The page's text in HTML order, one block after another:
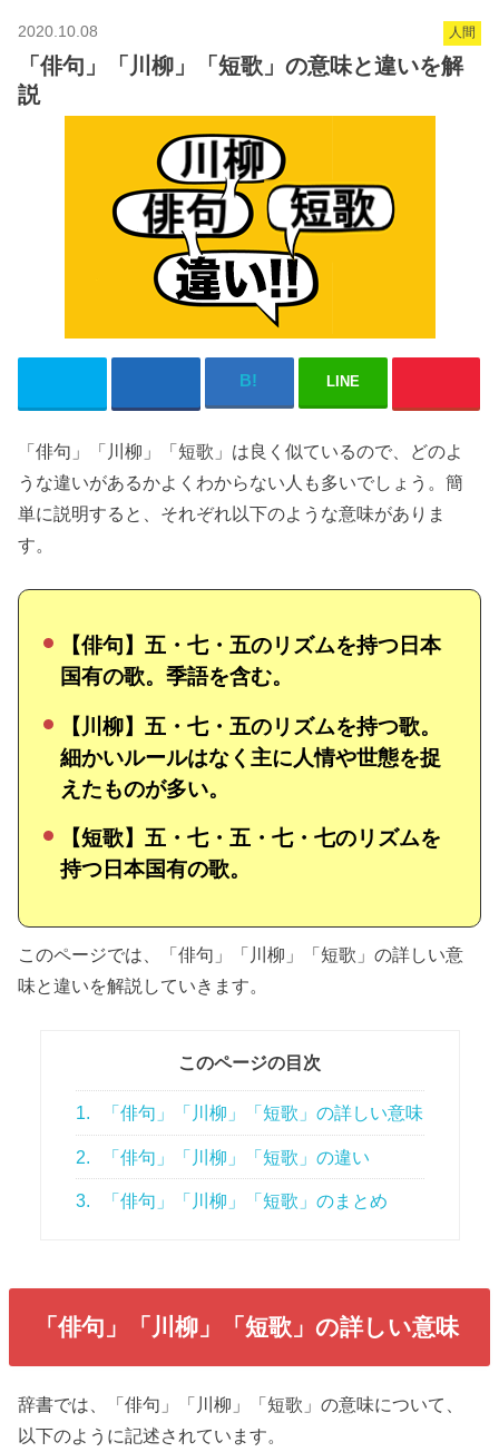
人間
2020.10.08
「俳句」「川柳」「短歌」の意味と違いを解
説
LINE
「俳句」「川柳」「短歌」は良く似ているので、どのよ
うな違いがあるかよくわからない人も多いでしょう。簡
単に説明すると、それぞれ以下のような意味がありま
す。
【俳句】五・七・五のリズムを持つ日本
国有の歌。季語を含む。
【川柳】五・七・五のリズムを持つ歌。
細かいルールはなく主に人情や世態を捉
えたものが多い。
【短歌】五・七・五・七・七のリズムを
持つ日本国有の歌。
このページでは、「俳句」「川柳」「短歌」の詳しい意
味と違いを解説していきます。
このページの目次
1. 「俳句」「川柳」「短歌」の詳しい意味
2. 「俳句」「川柳」「短歌」の違い
3. 「俳句」「川柳」「短歌」のまとめ
「俳句」「川柳」「短歌」の詳しい意味
辞書では、「俳句」「川柳」「短歌」の意味について、
以下のように記述されています。